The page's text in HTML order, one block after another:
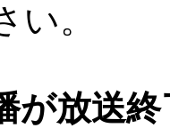
い。
が放送終